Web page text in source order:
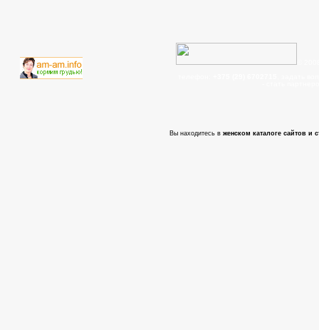
Вы находитесь в женском каталоге сайтов и